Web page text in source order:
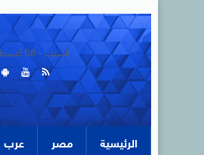
السبت - 08 أغسطس 2026
الرئيسية مصر عرب